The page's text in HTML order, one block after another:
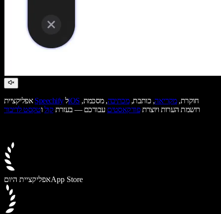
אפליקציית Speechify לiOS חוקרת,מקריאה, כותבת,מכתיבה, מסכמת,
רושמת הערות ויוצרתפודקאסטים עבורכם — בעזרת קול וטקסט לדיבור
אפליקציית היוםApp Store